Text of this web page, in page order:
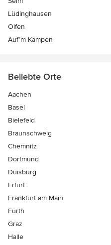
Lüdinghausen
Olfen
Auf’m Kampen
Beliebte Orte
Aachen
Basel
Bielefeld
Braunschweig
Chemnitz
Dortmund
Duisburg
Erfurt
Frankfurt am Main
Fürth
Graz
Halle